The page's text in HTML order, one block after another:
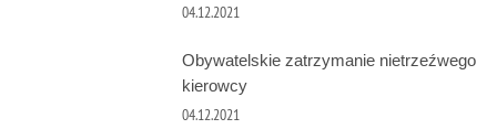
04.12.2021
Obywatelskie zatrzymanie nietrzeźwego
kierowcy
04.12.2021